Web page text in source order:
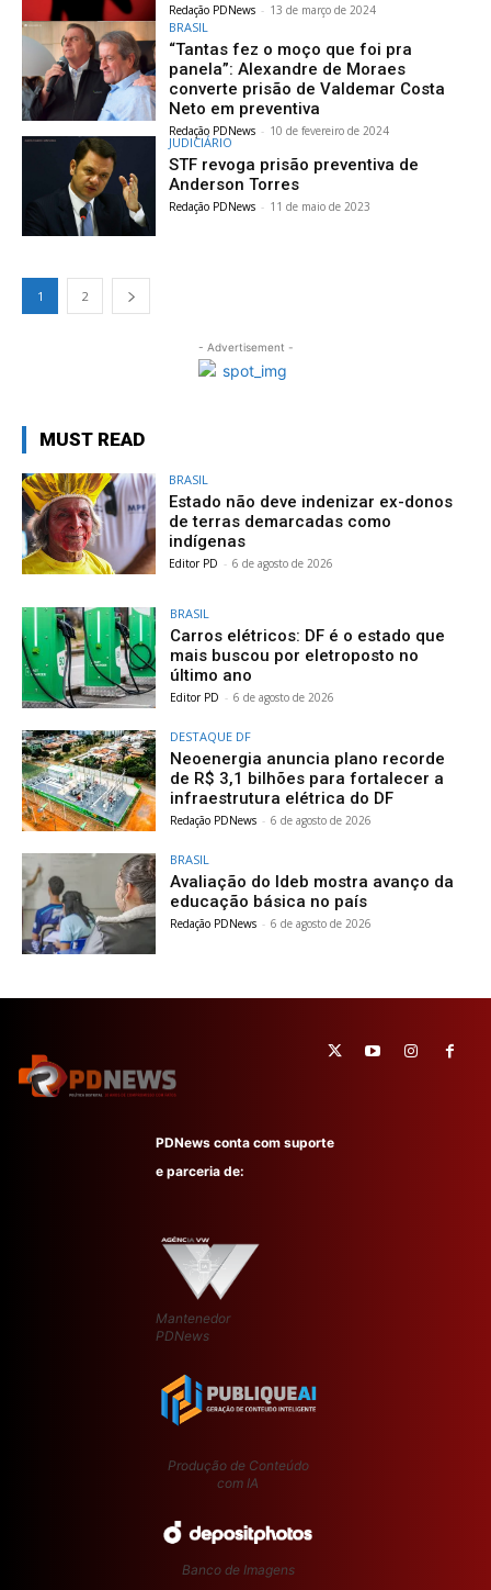
Redação PDNews - 13 de março de 2024
BRASIL
“Tantas fez o moço que foi pra
panela”: Alexandre de Moraes
converte prisão de Valdemar Costa
Neto em preventiva
Redação PDNews - 10 de fevereiro de 2024
JUDICIÁRIO
STF revoga prisão preventiva de
Anderson Torres
Redação PDNews - 11 de maio de 2023
1 2
- Advertisement -
MUST READ
BRASIL
Estado não deve indenizar ex-donos
de terras demarcadas como
indígenas
Editor PD - 6 de agosto de 2026
BRASIL
Carros elétricos: DF é o estado que
mais buscou por eletroposto no
último ano
Editor PD - 6 de agosto de 2026
DESTAQUE DF
Neoenergia anuncia plano recorde
de R$ 3,1 bilhões para fortalecer a
infraestrutura elétrica do DF
Redação PDNews - 6 de agosto de 2026
BRASIL
Avaliação do Ideb mostra avanço da
educação básica no país
Redação PDNews - 6 de agosto de 2026
PDNews conta com suporte
e parceria de:
Mantenedor
PDNews
Produção de Conteúdo
com IA
Banco de Imagens